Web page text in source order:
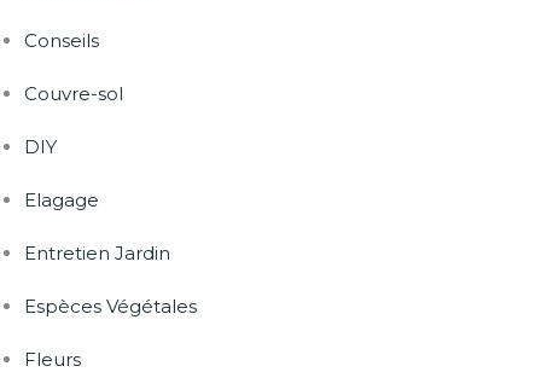
Conseils
Couvre-sol
DIY
Elagage
Entretien Jardin
Espèces Végétales
Fleurs